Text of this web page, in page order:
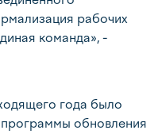
рабочих
команда», -
года было
обновления